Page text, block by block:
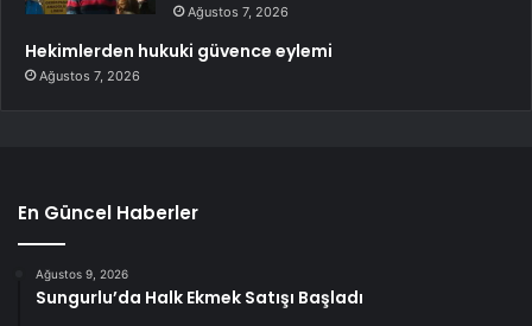
Ağustos 7, 2026
Hekimlerden hukuki güvence eylemi
Ağustos 7, 2026
En Güncel Haberler
Ağustos 9, 2026
Sungurlu’da Halk Ekmek Satışı Başladı